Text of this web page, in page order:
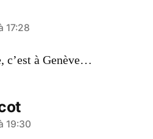
17:28
c’est à Genève…
19:30